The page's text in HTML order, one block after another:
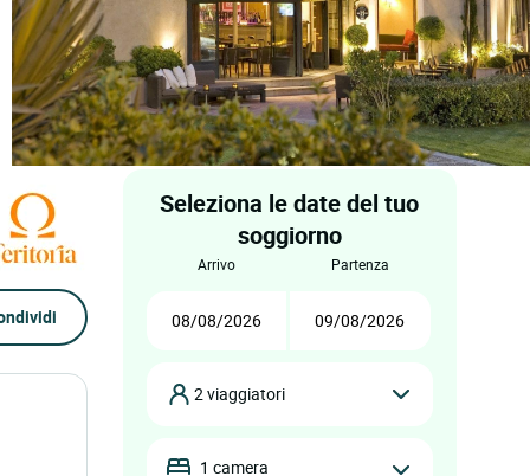
Seleziona le date del tuo
soggiorno
arrivo partenza
2 viaggiatori
1 camera